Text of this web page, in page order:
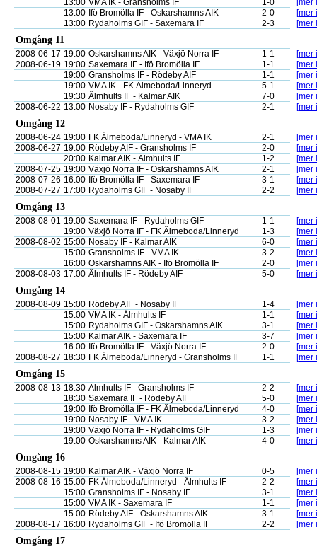
13:00 VMA IK - Gransholms IF 1-0
[mer
13:00 Ifö Bromölla IF - Oskarshamns AIK 2-0
[mer
13:00 Rydaholms GIF - Saxemara IF 2-3 [mer
Omgång 11
2008-06-17 19:00 Oskarshamns AIK - Växjö Norra IF 1-1
[mer
2008-06-19 19:00 Saxemara IF - Ifö Bromölla IF 1-1
[mer
19:00 Gransholms IF - Rödeby AIF 1-1
[mer
19:00 VMA IK - FK Älmeboda/Linneryd 5-1
[mer
19:30 Älmhults IF - Kalmar AIK 7-0
[mer
2008-06-22 13:00 Nosaby IF - Rydaholms GIF 2-1 [mer
Omgång 12
2008-06-24 19:00 FK Älmeboda/Linneryd - VMA IK 2-1
[mer
2008-06-27 19:00 Rödeby AIF - Gransholms IF 2-0
[mer
20:00 Kalmar AIK - Älmhults IF 1-2
[mer
2008-07-25 19:00 Växjö Norra IF - Oskarshamns AIK 2-1
[mer
2008-07-26 16:00 Ifö Bromölla IF - Saxemara IF 3-1
[mer
2008-07-27 17:00 Rydaholms GIF - Nosaby IF 2-2 [mer
Omgång 13
2008-08-01 19:00 Saxemara IF - Rydaholms GIF 1-1
[mer
19:00 Växjö Norra IF - FK Älmeboda/Linneryd 1-3
[mer
2008-08-02 15:00 Nosaby IF - Kalmar AIK 6-0
[mer
15:00 Gransholms IF - VMA IK 3-2
[mer
16:00 Oskarshamns AIK - Ifö Bromölla IF 2-0
[mer
2008-08-03 17:00 Älmhults IF - Rödeby AIF 5-0 [mer
Omgång 14
2008-08-09 15:00 Rödeby AIF - Nosaby IF 1-4
[mer
15:00 VMA IK - Älmhults IF 1-1
[mer
15:00 Rydaholms GIF - Oskarshamns AIK 3-1
[mer
15:00 Kalmar AIK - Saxemara IF 3-7
[mer
16:00 Ifö Bromölla IF - Växjö Norra IF 2-0
[mer
2008-08-27 18:30 FK Älmeboda/Linneryd - Gransholms IF 1-1 [mer
Omgång 15
2008-08-13 18:30 Älmhults IF - Gransholms IF 2-2
[mer
18:30 Saxemara IF - Rödeby AIF 5-0
[mer
19:00 Ifö Bromölla IF - FK Älmeboda/Linneryd 4-0
[mer
19:00 Nosaby IF - VMA IK 3-2
[mer
19:00 Växjö Norra IF - Rydaholms GIF 1-3
[mer
19:00 Oskarshamns AIK - Kalmar AIK 4-0 [mer
Omgång 16
2008-08-15 19:00 Kalmar AIK - Växjö Norra IF 0-5
[mer
2008-08-16 15:00 FK Älmeboda/Linneryd - Älmhults IF 2-2
[mer
15:00 Gransholms IF - Nosaby IF 3-1
[mer
15:00 VMA IK - Saxemara IF 1-1
[mer
15:00 Rödeby AIF - Oskarshamns AIK 3-1
[mer
2008-08-17 16:00 Rydaholms GIF - Ifö Bromölla IF 2-2 [mer
Omgång 17